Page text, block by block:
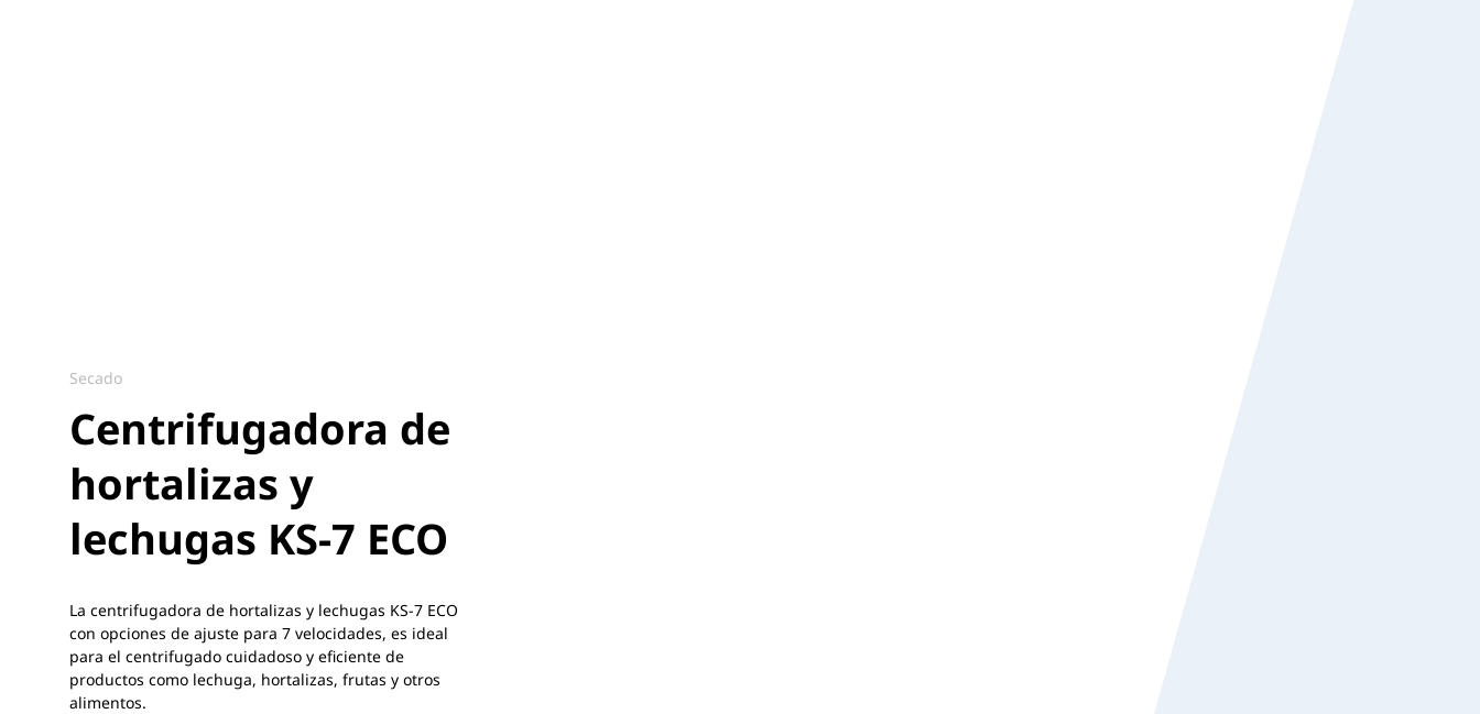
Secado
Centrifugadora de
hortalizas y
lechugas KS-7 ECO
La centrifugadora de hortalizas y lechugas KS-7 ECO
con opciones de ajuste para 7 velocidades, es ideal
para el centrifugado cuidadoso y eficiente de
productos como lechuga, hortalizas, frutas y otros
alimentos.